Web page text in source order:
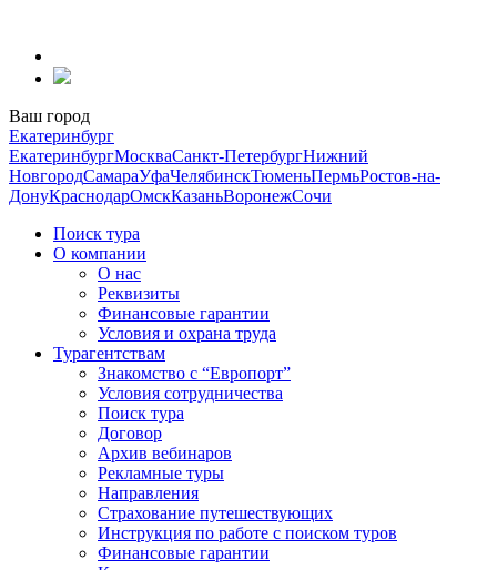
содержанию
Ваш город
Екатеринбург
ЕкатеринбургМоскваСанкт-ПетербургНижний
НовгородСамараУфаЧелябинскТюменьПермьРостов-на-
ДонуКраснодарОмскКазаньВоронежСочи
Поиск тура
О компании
О нас
Реквизиты
Финансовые гарантии
Условия и охрана труда
Турагентствам
Знакомство с “Европорт”
Условия сотрудничества
Поиск тура
Договор
Архив вебинаров
Рекламные туры
Направления
Страхование путешествующих
Инструкция по работе с поиском туров
Финансовые гарантии